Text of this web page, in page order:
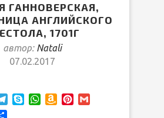
ГАННОВЕРСКАЯ,
АНГЛИЙСКОГО
1701Г
автор: Natali
07.02.2017
Telegram
SkypeWhatsApp
AmazonPinterest